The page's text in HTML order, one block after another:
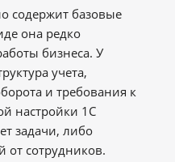
содержит базовые
она редко
бизнеса. У
учета,
и требования к
настройки 1С
задачи, либо
от сотрудников.